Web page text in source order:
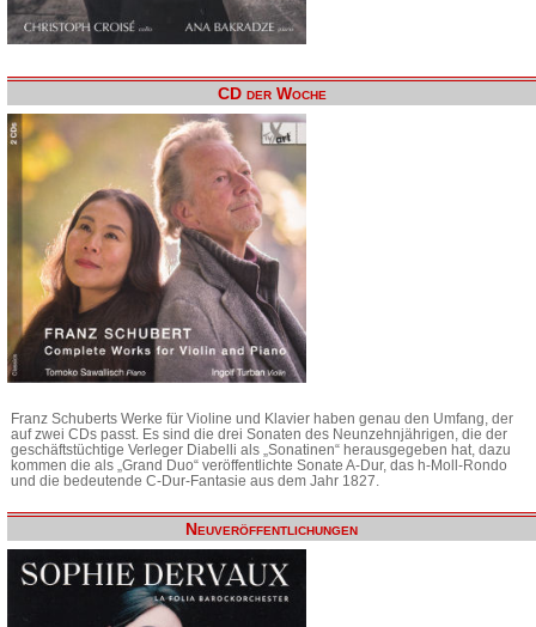
CD der Woche
Franz Schuberts Werke für Violine und Klavier haben genau den Umfang, der
auf zwei CDs passt. Es sind die drei Sonaten des Neunzehnjährigen, die der
geschäftstüchtige Verleger Diabelli als „Sonatinen“ herausgegeben hat, dazu
kommen die als „Grand Duo“ veröffentlichte Sonate A-Dur, das h-Moll-Rondo
und die bedeutende C-Dur-Fantasie aus dem Jahr 1827.
Neuveröffentlichungen